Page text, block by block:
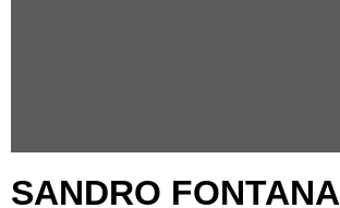
SANDRO FONTANA